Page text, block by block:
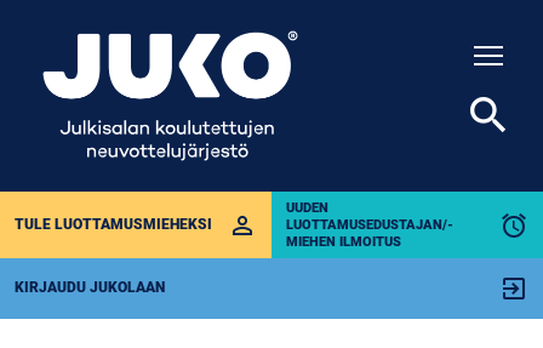
TULE LUOTTAMUSMIEHEKSI perm_identity
UUDEN
LUOTTAMUSEDUSTAJAN/-
MIEHEN ILMOITUS
alarm
KIRJAUDU JUKOLAAN exit_to_app
search